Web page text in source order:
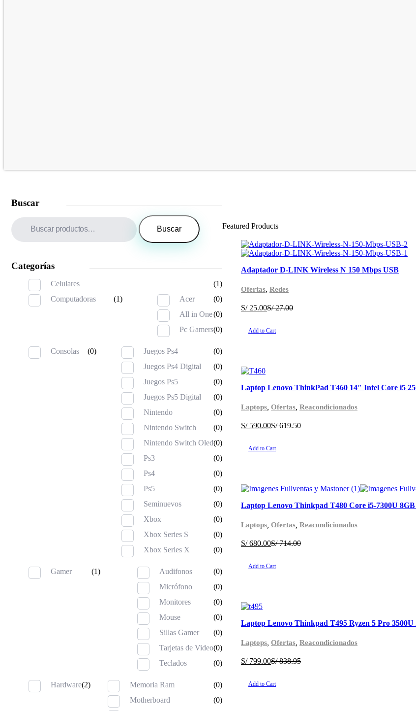
Featured Products
Adaptador D-LINK Wireless N 150 Mbps USB
S/25.00S/27.00
Ofertas Redes
Add to Cart
Laptop Lenovo ThinkPad T460 14″ Intel Core i5
S/590.00S/619.50
Laptops Ofertas Reacondicionados
Add to Cart
Laptop Lenovo Thinkpad T480 Core i5-7300U
S/680.00S/714.00
Laptops Ofertas Reacondicionados
Add to Cart
Laptop Lenovo Thinkpad T495 Ryzen 5 Pro
S/799.00S/838.95
Laptops Ofertas Reacondicionados
Add to Cart
Buscar
Buscar
Categorías
Celulares
(1)
Computadoras
(1) Acer
(0)
All in One(0)
Pc Gamers(0)
Consolas (0) Juegos Ps4
(0)
Juegos Ps4 Digital
(0)
Juegos Ps5
(0)
Juegos Ps5 Digital
(0)
Nintendo
(0)
Nintendo Switch
(0)
Nintendo Switch Oled(0)
Ps3
(0)
Ps4
(0)
Ps5
(0)
Seminuevos
(0)
Xbox
(0)
Xbox Series S
(0)
Xbox Series X
(0)
Gamer (1) Audifonos
(0)
Micrófono
(0)
Monitores
(0)
Mouse
(0)
Sillas Gamer
(0)
Tarjetas de Video(0)
Teclados
(0)
Hardware(2) Memoria Ram
(0)
Motherboard
(0)